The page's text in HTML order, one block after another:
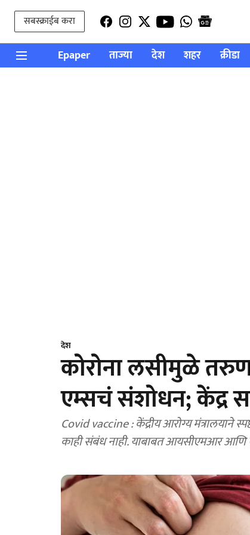
सबस्क्राईब करा
Epaper ताज्या देश शहर क्रीडा
देश
कोरोना लसीमुळे
एम्सचं संशोधन; केंद्र
Covid vaccine : केंद्रीय आरोग्य मंत्रालयाने
काही संबंध नाही. याबाबत आयसीएमआर